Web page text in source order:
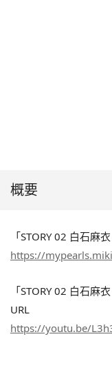
概要
「STORY 02 白石
https://
「STORY 02 白石
URL
https://youtu.be/